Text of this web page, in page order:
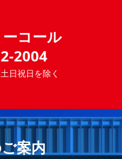
コール
2004
日祝日を除く
案内